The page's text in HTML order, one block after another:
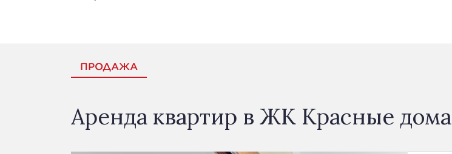
ПРОДАЖА
Аренда квартир в ЖК Красные дома